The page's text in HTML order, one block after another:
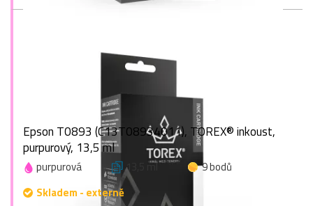
Epson T0893 (C13T08934011), TOREX® inkoust,
purpurový, 13,5 ml
purpurová 13,5 ml
9 bodů
Skladem - externě